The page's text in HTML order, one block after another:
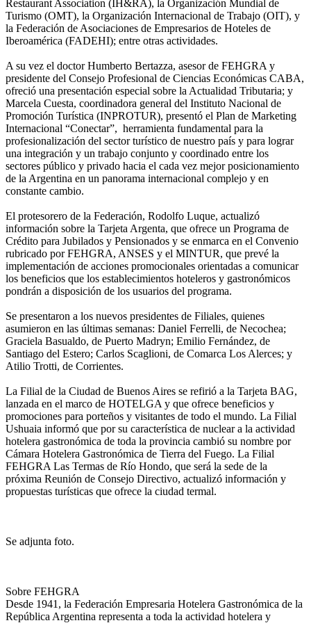
Restaurant Association (IH&RA), la Organización Mundial de
Turismo (OMT), la Organización Internacional de Trabajo (OIT), y
la Federación de Asociaciones de Empresarios de Hoteles de
Iberoamérica (FADEHI); entre otras actividades.
A su vez el doctor Humberto Bertazza, asesor de FEHGRA y
presidente del Consejo Profesional de Ciencias Económicas CABA,
ofreció una presentación especial sobre la Actualidad Tributaria; y
Marcela Cuesta, coordinadora general del Instituto Nacional de
Promoción Turística (INPROTUR), presentó el Plan de Marketing
Internacional “Conectar”, herramienta fundamental para la
profesionalización del sector turístico de nuestro país y para lograr
una integración y un trabajo conjunto y coordinado entre los
sectores público y privado hacia el cada vez mejor posicionamiento
de la Argentina en un panorama internacional complejo y en
constante cambio.
El protesorero de la Federación, Rodolfo Luque, actualizó
información sobre la Tarjeta Argenta, que ofrece un Programa de
Crédito para Jubilados y Pensionados y se enmarca en el Convenio
rubricado por FEHGRA, ANSES y el MINTUR, que prevé la
implementación de acciones promocionales orientadas a comunicar
los beneficios que los establecimientos hoteleros y gastronómicos
pondrán a disposición de los usuarios del programa.
Se presentaron a los nuevos presidentes de Filiales, quienes
asumieron en las últimas semanas: Daniel Ferrelli, de Necochea;
Graciela Basualdo, de Puerto Madryn; Emilio Fernández, de
Santiago del Estero; Carlos Scaglioni, de Comarca Los Alerces; y
Atilio Trotti, de Corrientes.
La Filial de la Ciudad de Buenos Aires se refirió a la Tarjeta BAG,
lanzada en el marco de HOTELGA y que ofrece beneficios y
promociones para porteños y visitantes de todo el mundo. La Filial
Ushuaia informó que por su característica de nuclear a la actividad
hotelera gastronómica de toda la provincia cambió su nombre por
Cámara Hotelera Gastronómica de Tierra del Fuego. La Filial
FEHGRA Las Termas de Río Hondo, que será la sede de la
próxima Reunión de Consejo Directivo, actualizó información y
propuestas turísticas que ofrece la ciudad termal.
Se adjunta foto.
Sobre FEHGRA
Desde 1941, la Federación Empresaria Hotelera Gastronómica de la
República Argentina representa a toda la actividad hotelera y